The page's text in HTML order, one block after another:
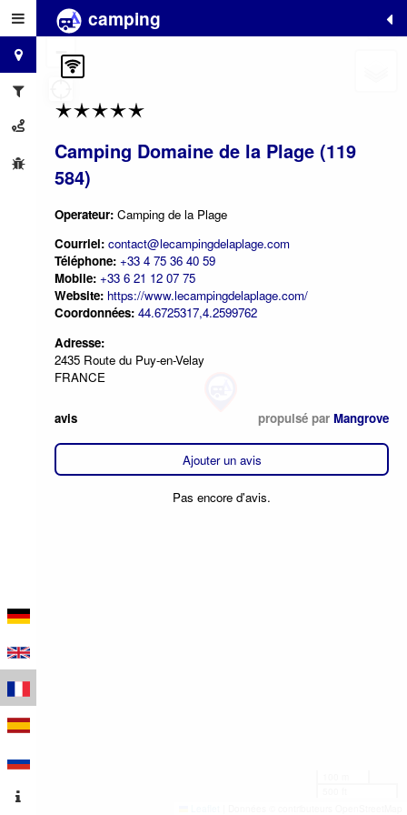
camping
Camping Domaine de la Plage (119
584)
Operateur: Camping de la Plage
Courriel: contact@lecampingdelaplage.com
Téléphone: +33 4 75 36 40 59
Mobile: +33 6 21 12 07 75
Website: https://www.lecampingdelaplage.com/
Coordonnées: 44.6725317,4.2599762
Adresse:
2435 Route du Puy-en-Velay
FRANCE
avis propulsé par Mangrove
Ajouter un avis
Pas encore d'avis.
+
−